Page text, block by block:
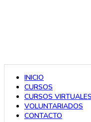
INICIO
CURSOS
CURSOS VIRTUALES
VOLUNTARIADOS
CONTACTO